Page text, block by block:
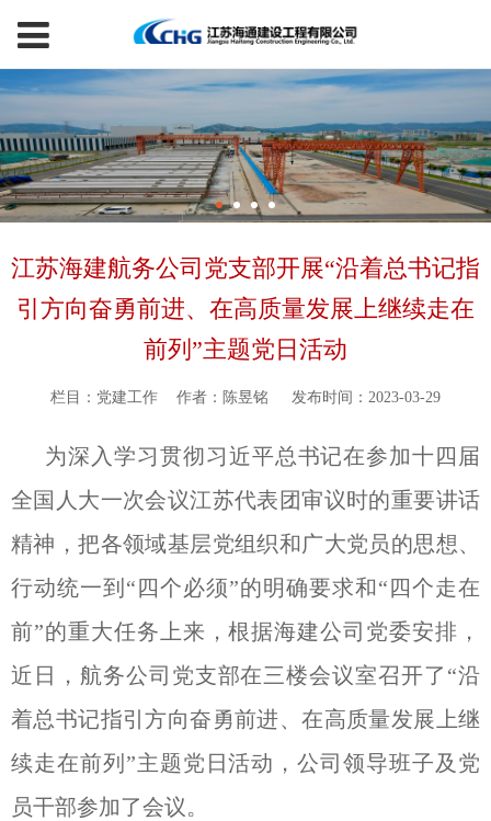
江苏海建航务公司党支部开展“沿着总书记指
引方向奋勇前进、在高质量发展上继续走在
前列”主题党日活动
栏目：党建工作 作者：陈昱铭 发布时间：2023-03-29
为深入学习贯彻习近平总书记在参加十四届
全国人大一次会议江苏代表团审议时的重要讲话
精神，把各领域基层党组织和广大党员的思想、
行动统一到“四个必须”的明确要求和“四个走在
前”的重大任务上来，根据海建公司党委安排，
近日，航务公司党支部在三楼会议室召开了“沿
着总书记指引方向奋勇前进、在高质量发展上继
续走在前列”主题党日活动，公司领导班子及党
员干部参加了会议。